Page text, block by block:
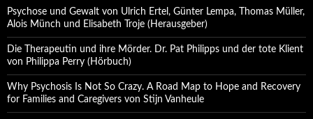
Psychose und Gewalt von Ulrich Ertel, Günter Lempa, Thomas Müller,
Alois Münch und Elisabeth Troje (Herausgeber)
Die Therapeutin und ihre Mörder. Dr. Pat Philipps und der tote Klient
von Philippa Perry (Hörbuch)
Why Psychosis Is Not So Crazy. A Road Map to Hope and Recovery
for Families and Caregivers von Stijn Vanheule